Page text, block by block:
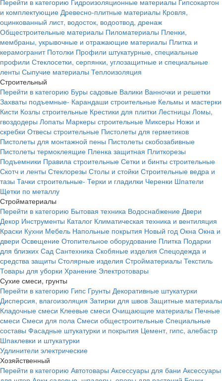
Перейти в категорию Гидроизоляционные материалы Гипсокартон
и комплектующие Древесно-плитные материалы Кровля,
оцинкованный лист, водосток, водоотвод, дренаж
Общестроительные материалы Пиломатериалы Пленки,
мембраны, укрывочные и отражающие материалы Плитка и
керамогранит Потолки Профили штукатурные, специальные
профили Стеклосетки, серпянки, углозащитные и специальные
ленты Сыпучие материалы Теплоизоляция
Строительный
Перейти в категорию Буры садовые Валики Ванночки и решетки
Захваты подъемные- Карандаши строительные Кельмы и мастерки
Кисти Козлы строительные Крестики для плитки Лестницы Ломы,
гвоздодеры Лопаты Маркеры строительные Миксеры Ножи и
скребки Отвесы строительные Пистолеты для герметиков
Пистолеты для монтажной пены Пистолеты скобозабивные
Пистолеты термоклеящие Пленка защитная Плиткорезы
Подъемники Правила строительные Сетки и бинты строительные
Скотч и ленты Стеклорезы Столы и стойки Строительные ведра и
тазы Тачки строительные- Терки и гладилки Черенки Шпатели
Щетки по металлу
Стройматериалы
Перейти в категорию Бытовая техника Водоснабжение Двери
Декор Инструменты Каталог Климатическая техника и вентиляция
Краски Кухни Мебель Напольные покрытия Новый год Окна Окна и
двери Освещение Отопительное оборудование Плитка Подарки
для близких Сад Сантехника Скобяные изделия Спецодежда и
средства защиты Столярные изделия Стройматериалы Текстиль
Товары для уборки Хранение Электротовары
Сухие смеси, грунты
Перейти в категорию Гипс Грунты Декоративные штукатурки
Дисперсия, влагоизоляция Затирки для швов Защитные материалы
Кладочные смеси Клеевые смеси Очищающие материалы Печные
смеси Смеси для пола Смеси общестроительные Специальные
составы Фасадные штукатурки и покрытия Цемент, гипс, алебастр
Шпаклевки и штукатурки
Удлинители электрические
Хозяйственный
Перейти в категорию Автотовары Аксессуары для бани Аксессуары